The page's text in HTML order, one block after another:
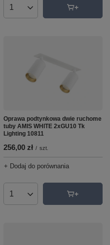
Ilość produktów
Oprawa podtynkowa dwie ruchome
tuby AMIS WHITE 2xGU10 Tk
Lighting 10811
256,00 zł / szt.
+ Dodaj do porównania
Ilość produktów